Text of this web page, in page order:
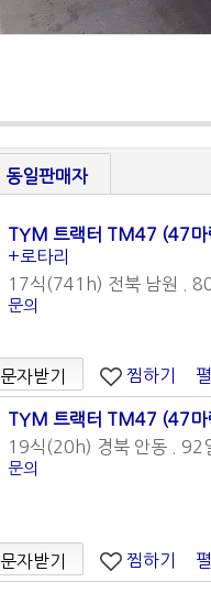
동일판매자
TYM 트랙터 TM47 (47마
+로타리
17식(741h) 전북 남원 .
문의
문자받기 찜하기
TYM 트랙터 TM47 (47마
19식(20h) 경북 안동 . 92
문의
문자받기 찜하기